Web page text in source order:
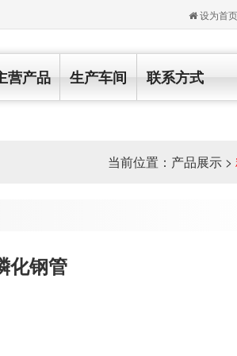
设为首页
营产品 生产车间 联系方式
当前位置： 产品展示 >
化钢管